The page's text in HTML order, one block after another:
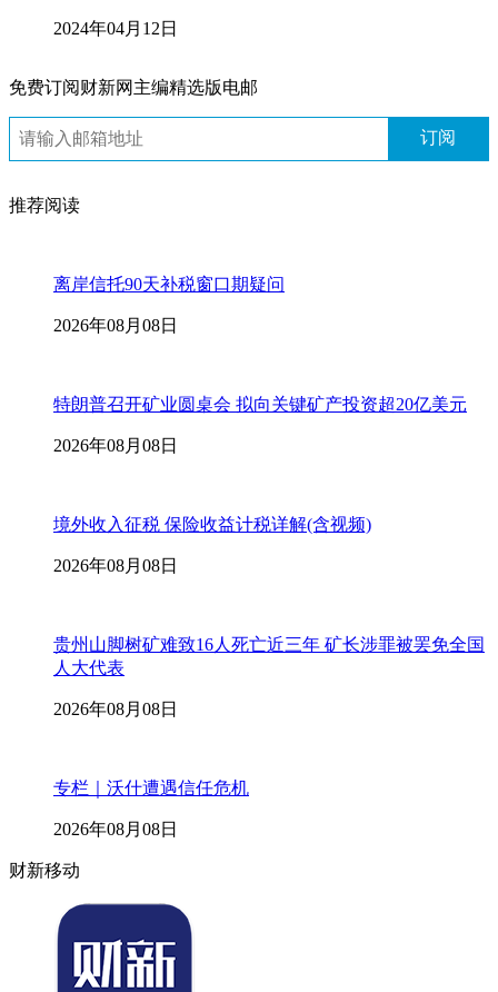
2024年04月12日
免费订阅财新网主编精选版电邮
订阅
推荐阅读
离岸信托90天补税窗口期疑问
2026年08月08日
特朗普召开矿业圆桌会 拟向关键矿产投资超20亿美元
2026年08月08日
境外收入征税 保险收益计税详解(含视频)
2026年08月08日
贵州山脚树矿难致16人死亡近三年 矿长涉罪被罢免全国
人大代表
2026年08月08日
专栏｜沃什遭遇信任危机
2026年08月08日
财新移动